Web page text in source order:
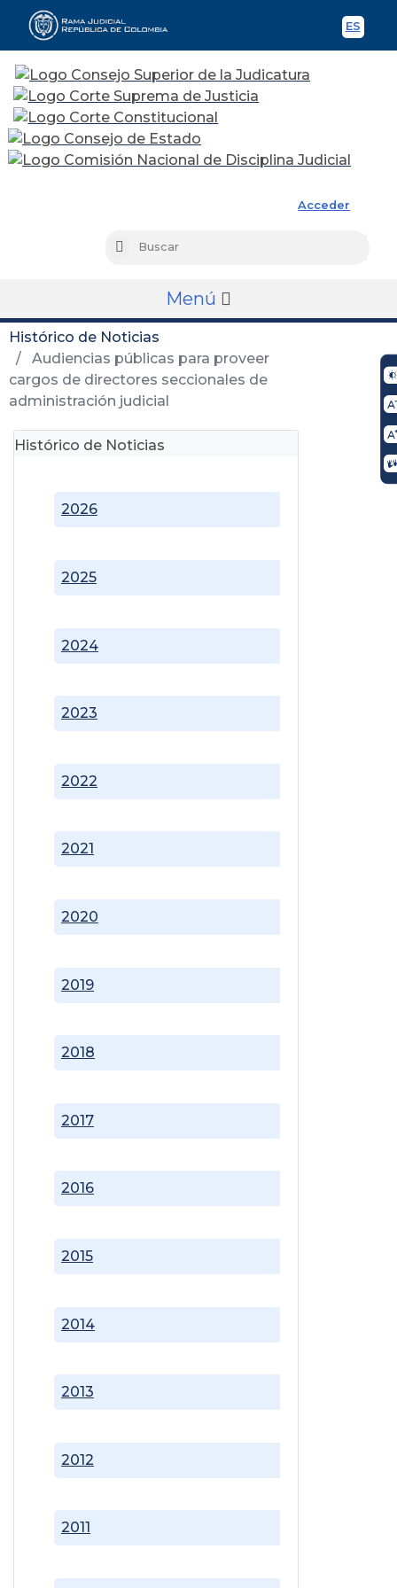
ES
Acceder
Buscar
Menú
Histórico de Noticias
Audiencias públicas para proveer
cargos de directores seccionales de
administración judicial
Histórico de Noticias
2011
2012
2013
2014
2015
2016
2017
2018
2019
2020
2021
2022
2023
2024
2025
2026